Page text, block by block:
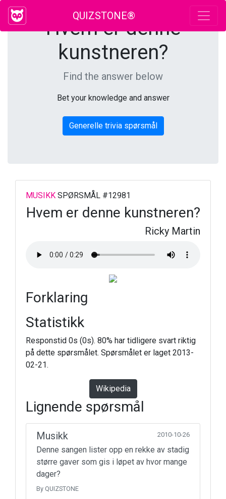
QUIZSTONE®
Hvem er denne
kunstneren?
Find the answer below
Bet your knowledge and answer
Generelle trivia spørsmål
MUSIKK SPØRSMÅL #12981
Hvem er denne kunstneren?
Ricky Martin
Forklaring
Statistikk
Responstid 0s (0s). 80% har tidligere svart riktig
på dette spørsmålet. Spørsmålet er laget 2013-
02-21.
Wikipedia
Lignende spørsmål
Musikk 2010-10-26
Denne sangen lister opp en rekke av stadig
større gaver som gis i løpet av hvor mange
dager?
By QUIZSTONE